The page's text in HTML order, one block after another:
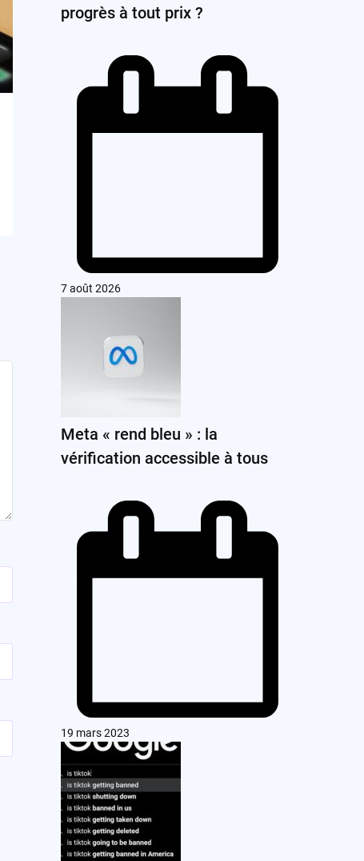
progrès à tout prix ?
7 août 2026
Meta « rend bleu » : la
vérification accessible à tous
19 mars 2023